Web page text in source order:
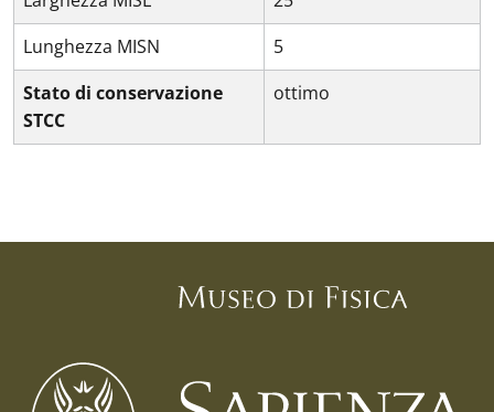
Lunghezza MISN
5
Stato di conservazione
STCC
ottimo